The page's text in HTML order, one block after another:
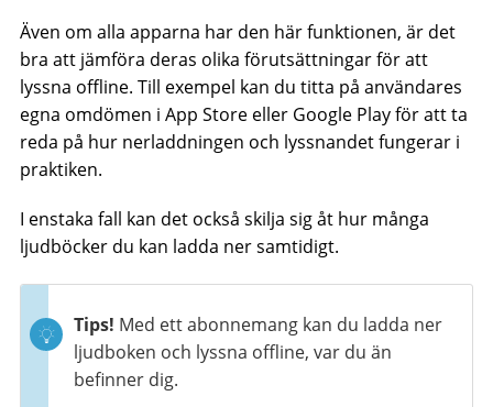
Även om alla apparna har den här funktionen, är det
bra att jämföra deras olika förutsättningar för att
lyssna offline. Till exempel kan du titta på användares
egna omdömen i App Store eller Google Play för att ta
reda på hur nerladdningen och lyssnandet fungerar i
praktiken.
I enstaka fall kan det också skilja sig åt hur många
ljudböcker du kan ladda ner samtidigt.
Tips! Med ett abonnemang kan du ladda ner
ljudboken och lyssna offline, var du än
befinner dig.